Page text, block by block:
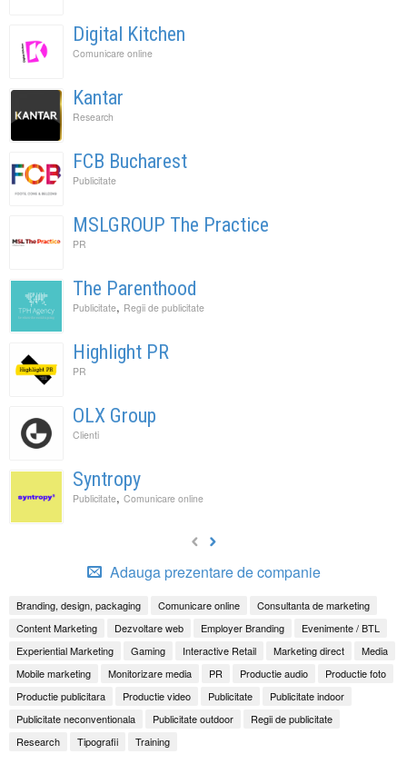
Digital Kitchen
Comunicare online
Kantar
Research
FCB Bucharest
Publicitate
MSLGROUP The Practice
PR
The Parenthood
Publicitate, Regii de publicitate
Highlight PR
PR
OLX Group
Clienti
Syntropy
Publicitate, Comunicare online
Adauga prezentare de companie
Branding, design, packaging Comunicare online
Consultanta de marketing
Content Marketing
Dezvoltare web Employer Branding
Evenimente / BTL
Experiential Marketing
Gaming Interactive Retail Marketing direct
Media
Mobile marketing
Monitorizare media PR Productie audio
Productie foto
Productie publicitara
Productie video Publicitate
Publicitate indoor
Publicitate neconventionala
Publicitate outdoor
Regii de publicitate
Research
Tipografii Training